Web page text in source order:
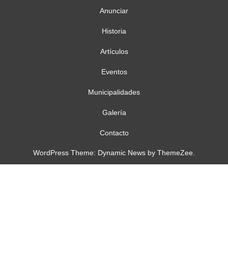
Anunciar
Historia
Artículos
Eventos
Municipalidades
Galería
Contacto
WordPress Theme: Dynamic News by ThemeZee.